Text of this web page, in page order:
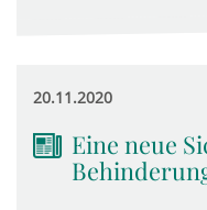
20.11.2020
Eine neue